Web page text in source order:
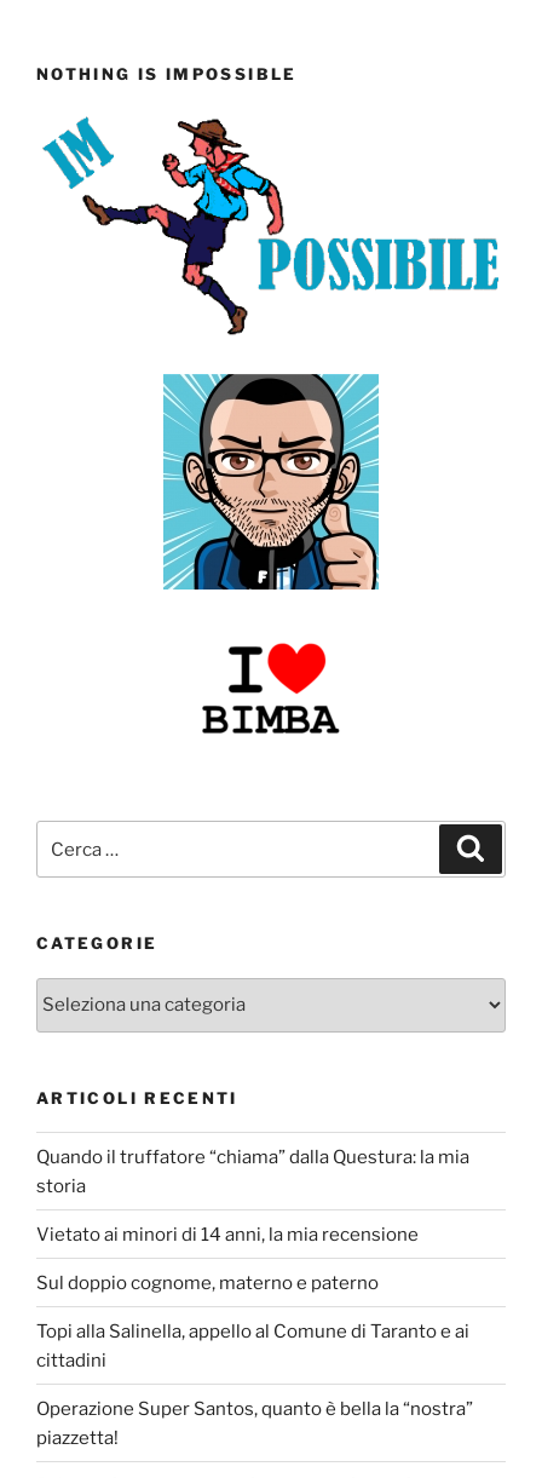
NOTHING IS IMPOSSIBLE
CATEGORIE
Categorie
ARTICOLI RECENTI
Quando il truffatore “chiama” dalla Questura: la mia
storia
Vietato ai minori di 14 anni, la mia recensione
Sul doppio cognome, materno e paterno
Topi alla Salinella, appello al Comune di Taranto e ai
cittadini
Operazione Super Santos, quanto è bella la “nostra”
piazzetta!